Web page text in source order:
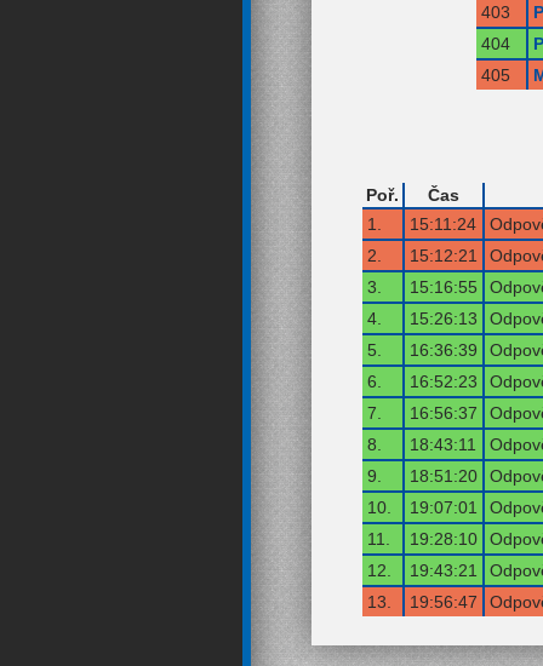
403
404
405
Poř.
Čas
1.
15:11:24
2.
15:12:21
3.
15:16:55
4.
15:26:13
5.
16:36:39
6.
16:52:23
7.
16:56:37
8.
18:43:11
9.
18:51:20
10.
19:07:01
11.
19:28:10
12.
19:43:21
13.
19:56:47